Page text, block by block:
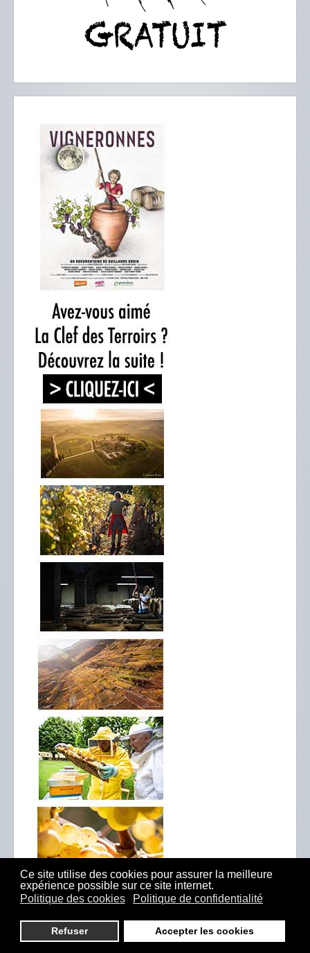
Ce site utilise des cookies pour assurer la meilleure
expérience possible sur ce site internet.
Politique des cookies
Politique de confidentialité
Refuser Accepter les cookies